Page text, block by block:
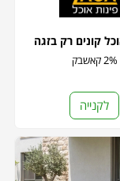
קונים רק בזגה
2% קאשבק
לקנייה